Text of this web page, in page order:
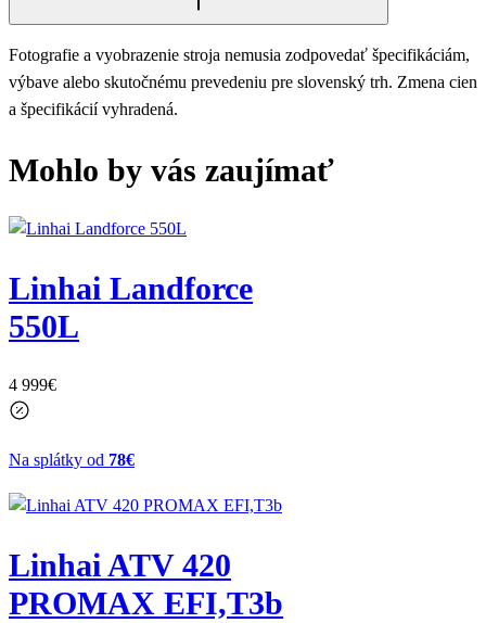
Fotografie a vyobrazenie stroja nemusia zodpovedať špecifikáciám,
výbave alebo skutočnému prevedeniu pre slovenský trh. Zmena cien
a špecifikácií vyhradená.
Mohlo by vás zaujímať
Linhai Landforce
550L
4 999€
Na splátky od 78€
Linhai ATV 420
PROMAX EFI,T3b